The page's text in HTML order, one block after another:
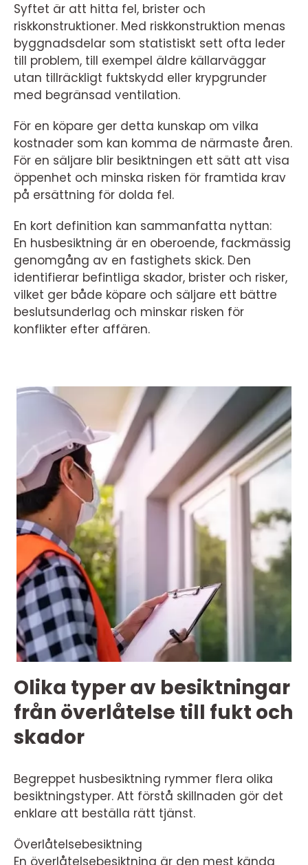
Syftet är att hitta fel, brister och
riskkonstruktioner. Med riskkonstruktion menas
byggnadsdelar som statistiskt sett ofta leder
till problem, till exempel äldre källarväggar
utan tillräckligt fuktskydd eller krypgrunder
med begränsad ventilation.
För en köpare ger detta kunskap om vilka
kostnader som kan komma de närmaste åren.
För en säljare blir besiktningen ett sätt att visa
öppenhet och minska risken för framtida krav
på ersättning för dolda fel.
En kort definition kan sammanfatta nyttan:
En husbesiktning är en oberoende, fackmässig
genomgång av en fastighets skick. Den
identifierar befintliga skador, brister och risker,
vilket ger både köpare och säljare ett bättre
beslutsunderlag och minskar risken för
konflikter efter affären.
Olika typer av besiktningar
från överlåtelse till fukt och
skador
Begreppet husbesiktning rymmer flera olika
besiktningstyper. Att förstå skillnaden gör det
enklare att beställa rätt tjänst.
Överlåtelsebesiktning
En överlåtelsebesiktning är den mest kända